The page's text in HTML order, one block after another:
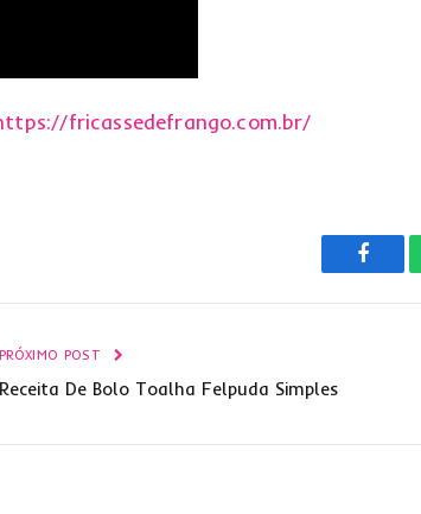
fricassedefrango.com.br/
PRÓXIMO POST
Receita De Bolo Toalha Felpuda Simples